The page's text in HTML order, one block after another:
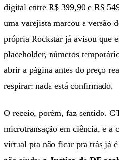
digital entre R$ 399,90 e R$
uma varejista marcou a versão
própria Rockstar já avisou que
placeholder, números
abrir a página antes do preço
respirar: nada está confirmado.
O receio, porém, faz sentido.
microtransação em ciência, e a
virtual pra não ficar pra trás já